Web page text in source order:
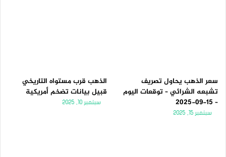
سعر الذهب يحاول تصريف
تشبعه الشرائي – توقعات اليوم
– 15-09-2025
سبتمبر 15, 2025
الذهب قرب مستواه التاريخي
قبيل بيانات تضخم أمريكية
سبتمبر 10, 2025